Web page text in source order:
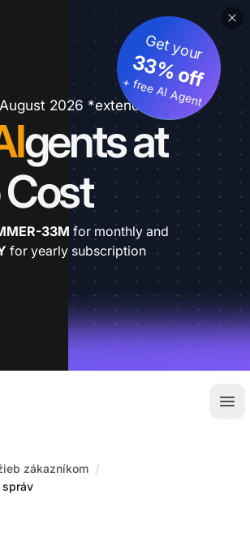
2026 *extended
gents at
Get your
33% off
+ free AI Agent
33M for monthly and
for yearly subscription
zákazníkom /
správ